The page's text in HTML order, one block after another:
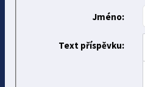
Jméno:
Text příspěvku: